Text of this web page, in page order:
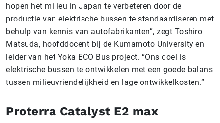
hopen het milieu in Japan te verbeteren door de
productie van elektrische bussen te standaardiseren met
behulp van kennis van autofabrikanten”, zegt Toshiro
Matsuda, hoofddocent bij de Kumamoto University en
leider van het Yoka ECO Bus project. “Ons doel is
elektrische bussen te ontwikkelen met een goede balans
tussen milieuvriendelijkheid en lage ontwikkelkosten.”
Proterra Catalyst E2 max